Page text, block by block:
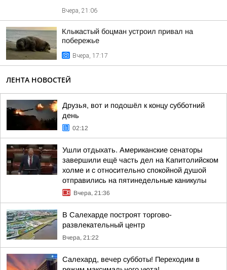
Вчера, 21:06
Клыкастый боцман устроил привал на
побережье
Вчера, 17:17
ЛЕНТА НОВОСТЕЙ
Друзья, вот и подошёл к концу субботний
день
02:12
Ушли отдыхать. Американские сенаторы
завершили ещё часть дел на Капитолийском
холме и с относительно спокойной душой
отправились на пятинедельные каникулы
Вчера, 21:36
В Салехарде построят торгово-
развлекательный центр
Вчера, 21:22
Салехард, вечер субботы! Переходим в